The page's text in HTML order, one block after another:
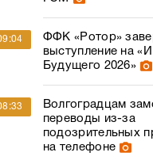
ФФК «Ротор»
выступление на
Будущего 2026»
Волгоградцам
переводы из-за
подозрительных
на телефоне